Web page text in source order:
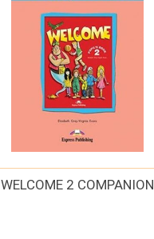
WELCOME 2 COMPANION